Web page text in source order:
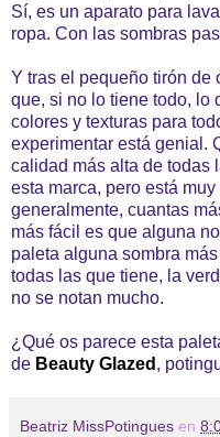
Sí, es un aparato para
ropa. Con las sombras
Y tras el pequeño tirón de
que, si no lo tiene todo, lo
colores y texturas para
experimentar está genial.
calidad más alta de todas
esta marca, pero está
generalmente, cuantas
más fácil es que alguna
paleta alguna sombra
todas las que tiene, la
no se notan mucho.
¿Qué os parece esta
de Beauty Glazed ,
Beatriz MissPotingues en